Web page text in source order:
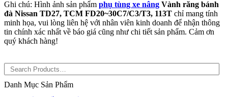
Ghi chú: Hình ảnh sản phẩm phụ tùng xe nâng Vành răng bánh
đà Nissan TD27, TCM FD20~30C7/C3/T3, 113T chỉ mang tính
minh họa, vui lòng liên hệ với nhân viên kinh doanh để nhận thông
tin chính xác nhất về báo giá cũng như chi tiết sản phẩm. Cảm ơn
quý khách hàng!
Danh Mục Sản Phẩm